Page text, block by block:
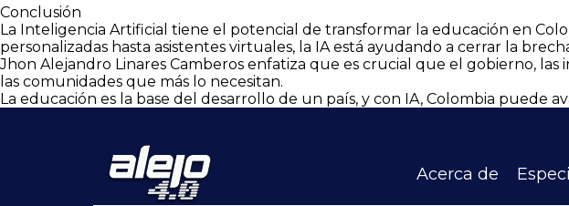
Conclusión
La Inteligencia Artificial tiene el potencial de transformar la educación en
personalizadas hasta asistentes virtuales, la IA está ayudando a cerrar la
Jhon Alejandro Linares Camberos enfatiza que es crucial que el gobierno,
las comunidades que más lo necesitan.
La educación es la base del desarrollo de un país, y con IA, Colombia
Acerca de